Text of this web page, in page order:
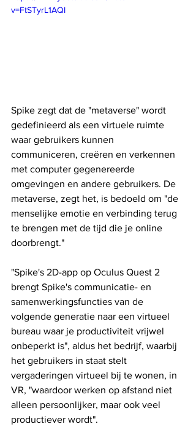
v=FtSTyrL1AQI
Spike zegt dat de "metaverse" wordt
gedefinieerd als een virtuele ruimte
waar gebruikers kunnen
communiceren, creëren en verkennen
met computer gegenereerde
omgevingen en andere gebruikers. De
metaverse, zegt het, is bedoeld om "de
menselijke emotie en verbinding terug
te brengen met de tijd die je online
doorbrengt."
"Spike's 2D-app op Oculus Quest 2
brengt Spike's communicatie- en
samenwerkingsfuncties van de
volgende generatie naar een virtueel
bureau waar je productiviteit vrijwel
onbeperkt is", aldus het bedrijf, waarbij
het gebruikers in staat stelt
vergaderingen virtueel bij te wonen, in
VR, "waardoor werken op afstand niet
alleen persoonlijker, maar ook veel
productiever wordt".